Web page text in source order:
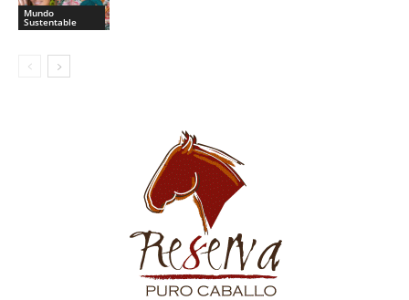
Mundo
Sustentable